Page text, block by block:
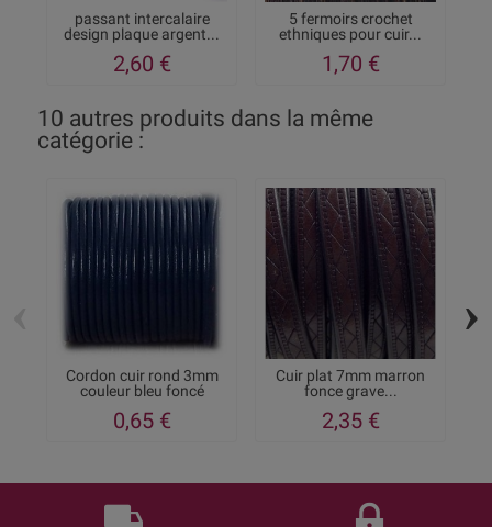
passant intercalaire
design plaque argent...
2,60 €
5 fermoirs crochet
ethniques pour cuir...
1,70 €
10 autres produits dans la même
catégorie :
Cordon cuir rond 3mm
couleur bleu foncé
0,65 €
Cuir plat 7mm marron
fonce grave...
2,35 €
›